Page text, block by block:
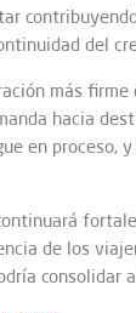
del
más
hacia
en
de los
consolidar